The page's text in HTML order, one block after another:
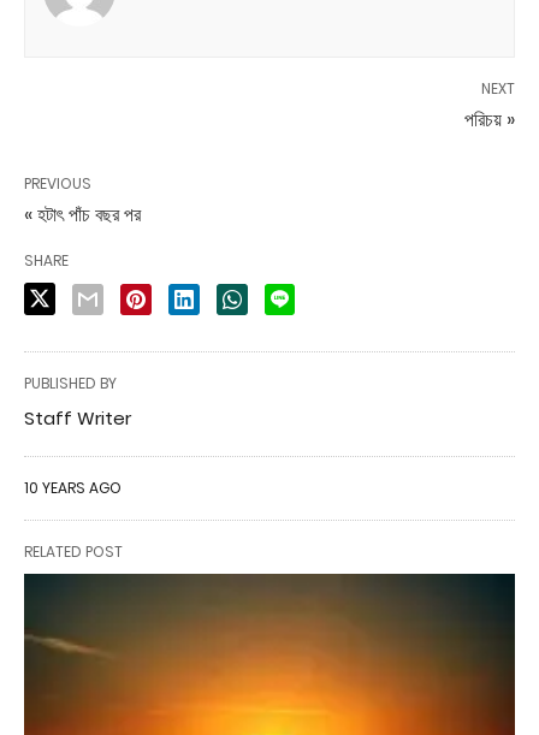
NEXT
পরিচয় »
PREVIOUS
« হটাৎ পাঁচ বছর পর
SHARE
PUBLISHED BY
Staff Writer
10 YEARS AGO
RELATED POST